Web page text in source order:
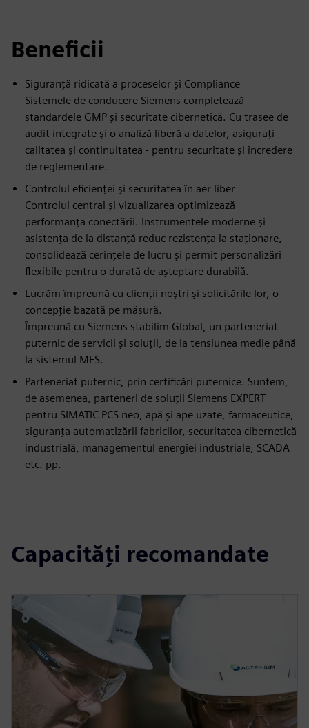
Beneficii
Siguranță ridicată a proceselor și Compliance
Sistemele de conducere Siemens completează
standardele GMP și securitate cibernetică. Cu trasee de
audit integrate și o analiză liberă a datelor, asigurați
calitatea și continuitatea - pentru securitate și încredere
de reglementare.
Controlul eficienței și securitatea în aer liber
Controlul central și vizualizarea optimizează
performanța conectării. Instrumentele moderne și
asistența de la distanță reduc rezistența la staționare,
consolidează cerințele de lucru și permit personalizări
flexibile pentru o durată de așteptare durabilă.
Lucrăm împreună cu clienții noștri și solicitările lor, o
concepție bazată pe măsură.
Împreună cu Siemens stabilim Global, un parteneriat
puternic de servicii și soluții, de la tensiunea medie până
la sistemul MES.
Parteneriat puternic, prin certificări puternice. Suntem,
de asemenea, parteneri de soluții Siemens EXPERT
pentru SIMATIC PCS neo, apă și ape uzate, farmaceutice,
siguranța automatizării fabricilor, securitatea cibernetică
industrială, managementul energiei industriale, SCADA
etc. pp.
Capacități recomandate